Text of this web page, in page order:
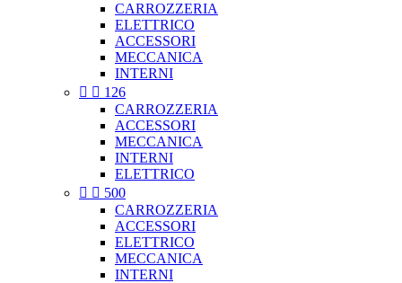
CARROZZERIA
ELETTRICO
ACCESSORI
MECCANICA
INTERNI
  126
CARROZZERIA
ACCESSORI
MECCANICA
INTERNI
ELETTRICO
  500
CARROZZERIA
ACCESSORI
ELETTRICO
MECCANICA
INTERNI